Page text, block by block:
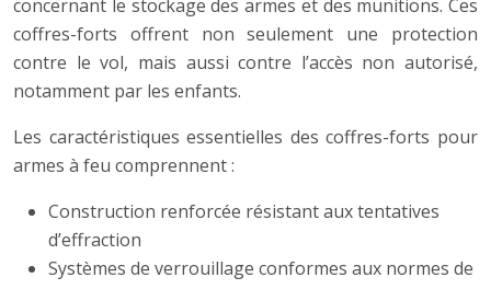
concernant le stockage des armes et des munitions. Ces
coffres-forts offrent non seulement une protection
contre le vol, mais aussi contre l’accès non autorisé,
notamment par les enfants.
Les caractéristiques essentielles des coffres-forts pour
armes à feu comprennent :
Construction renforcée résistant aux tentatives
d’effraction
Systèmes de verrouillage conformes aux normes de